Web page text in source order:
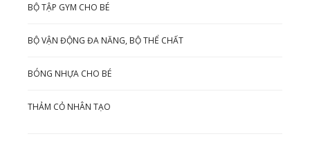
BỘ TẬP GYM CHO BÉ
BỘ VẬN ĐỘNG ĐA NĂNG, BỘ THỂ CHẤT
BÓNG NHỰA CHO BÉ
THẢM CỎ NHÂN TẠO